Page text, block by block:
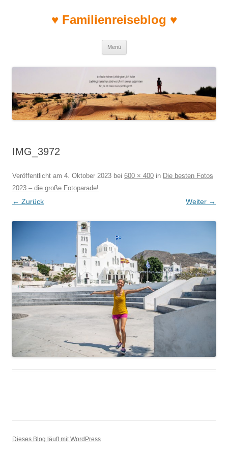
♥ Familienreiseblog ♥
Menü
IMG_3972
Veröffentlicht am 4. Oktober 2023 bei 600 × 400 in Die besten Fotos
2023 – die große Fotoparade!.
← Zurück Weiter →
Dieses Blog läuft mit WordPress